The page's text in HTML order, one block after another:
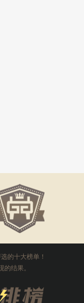
的十大榜单！
结果。